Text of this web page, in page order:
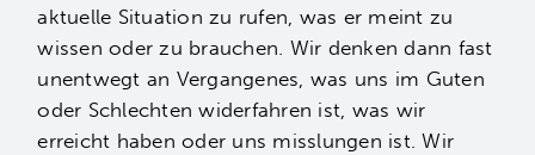
aktuelle Situation zu rufen, was er meint zu
wissen oder zu brauchen. Wir denken dann fast
unentwegt an Vergangenes, was uns im Guten
oder Schlechten widerfahren ist, was wir
erreicht haben oder uns misslungen ist. Wir